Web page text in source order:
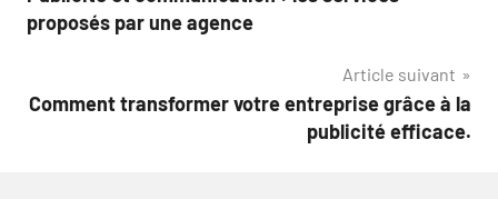
de
proposés par une agence
Article suivant
Comment transformer votre entreprise grâce à la
publicité efficace.